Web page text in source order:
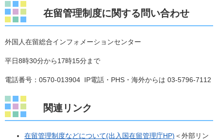
在留管理制度に関する問い合わせ
外国人在留総合インフォメーションセンター
平日8時30分から17時15分まで
電話番号：0570-013904 IP電話・PHS・海外からは 03-5796-7112
関連リンク
在留管理制度などについて(出入国在留管理庁HP) ＜外部リン